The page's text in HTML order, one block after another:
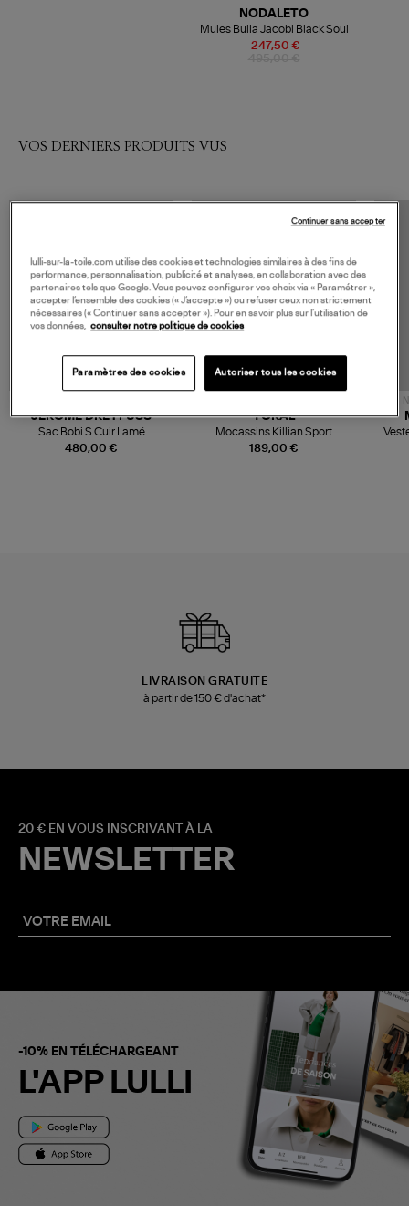
247,50 €
NODALETO
Mules Bulla Jacobi Black Soul
VOS DERNIERS PRODUITS VUS
480,00 €
JEROME DREYFUSS
Sac Bobi S Cuir Lamé
Champagne
189,00 €
TORAL
Mocassins Killian Sport
Mousse
LIVRAISON GRATUITE
à partir de 150 € d'achat*
20 € EN VOUS INSCRIVANT À LA
NEWSLETTER
-10% EN TÉLÉCHARGEANT
L'APP LULLI
lulli-sur-la-toile.com utilise des cookies et technologies similaires à des fins de
performance, personnalisation, publicité et analyses, en collaboration avec des
partenaires tels que Google. Vous pouvez configurer vos choix via « Paramétrer »,
accepter l’ensemble des cookies (« J’accepte ») ou refuser ceux non strictement
nécessaires (« Continuer sans accepter »). Pour en savoir plus sur l’utilisation de
vos données, consulter notre politique de cookies
Paramètres des cookies Autoriser tous les cookies
Continuer sans accepter